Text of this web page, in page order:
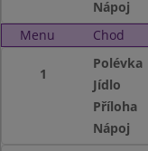
Nápoj
Menu
Chod
1
Polévka
Jídlo
Příloha
Nápoj